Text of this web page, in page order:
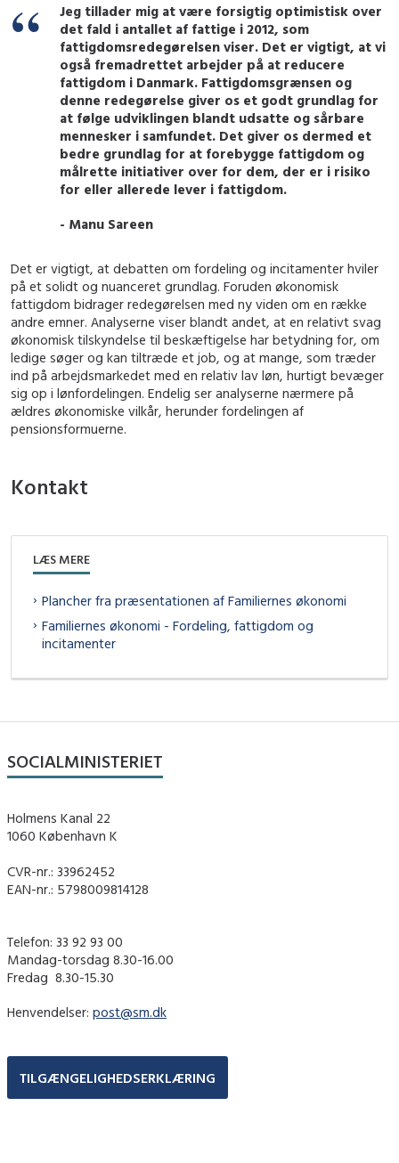
Jeg tillader mig at være forsigtig optimistisk over
det fald i antallet af fattige i 2012, som
fattigdomsredegørelsen viser. Det er vigtigt, at vi
også fremadrettet arbejder på at reducere
fattigdom i Danmark. Fattigdomsgrænsen og
denne redegørelse giver os et godt grundlag for
at følge udviklingen blandt udsatte og sårbare
mennesker i samfundet. Det giver os dermed et
bedre grundlag for at forebygge fattigdom og
målrette initiativer over for dem, der er i risiko
for eller allerede lever i fattigdom.
- Manu Sareen
Det er vigtigt, at debatten om fordeling og incitamenter hviler
på et solidt og nuanceret grundlag. Foruden økonomisk
fattigdom bidrager redegørelsen med ny viden om en række
andre emner. Analyserne viser blandt andet, at en relativt svag
økonomisk tilskyndelse til beskæftigelse har betydning for, om
ledige søger og kan tiltræde et job, og at mange, som træder
ind på arbejdsmarkedet med en relativ lav løn, hurtigt bevæger
sig op i lønfordelingen. Endelig ser analyserne nærmere på
ældres økonomiske vilkår, herunder fordelingen af
pensionsformuerne.
Kontakt
LÆS MERE
Plancher fra præsentationen af Familiernes økonomi
Familiernes økonomi - Fordeling, fattigdom og
incitamenter
SOCIALMINISTERIET
Holmens Kanal 22
1060 København K
CVR-nr.: 33962452
EAN-nr.: 5798009814128
Telefon: 33 92 93 00
Mandag-torsdag 8.30-16.00
Fredag ​ 8.30-15.30
Henvendelser: post@sm.dk
TILGÆNGELIGHEDSERKLÆRING